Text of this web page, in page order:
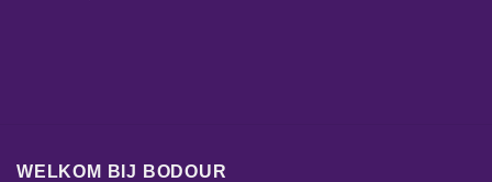
WELKOM BIJ BODOUR